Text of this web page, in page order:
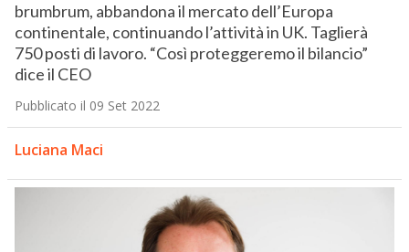
brumbrum, abbandona il mercato dell’Europa
continentale, continuando l’attività in UK. Taglierà
750 posti di lavoro. “Così proteggeremo il bilancio”
dice il CEO
Pubblicato il 09 Set 2022
Luciana Maci